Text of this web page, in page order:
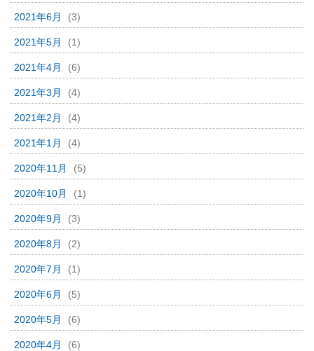
2021年6月 (3)
2021年5月 (1)
2021年4月 (6)
2021年3月 (4)
2021年2月 (4)
2021年1月 (4)
2020年11月 (5)
2020年10月 (1)
2020年9月 (3)
2020年8月 (2)
2020年7月 (1)
2020年6月 (5)
2020年5月 (6)
2020年4月 (6)